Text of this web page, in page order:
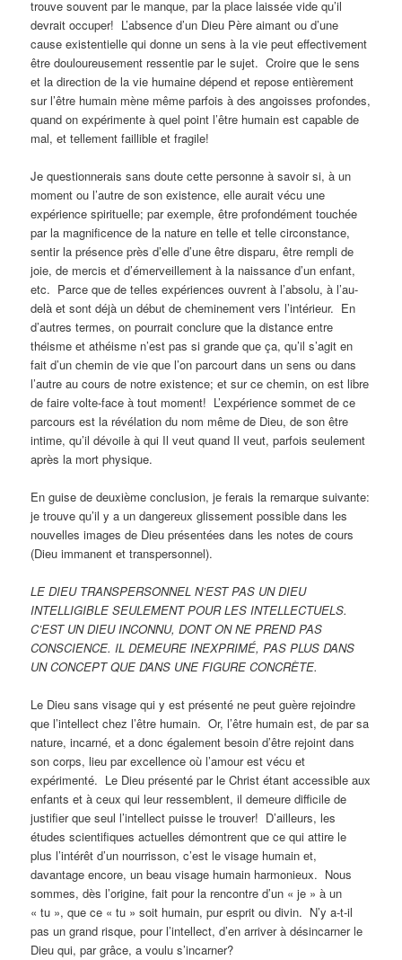
trouve souvent par le manque, par la place laissée vide qu’il
devrait occuper! L’absence d’un Dieu Père aimant ou d’une
cause existentielle qui donne un sens à la vie peut effectivement
être douloureusement ressentie par le sujet. Croire que le sens
et la direction de la vie humaine dépend et repose entièrement
sur l’être humain mène même parfois à des angoisses profondes,
quand on expérimente à quel point l’être humain est capable de
mal, et tellement faillible et fragile!
Je questionnerais sans doute cette personne à savoir si, à un
moment ou l’autre de son existence, elle aurait vécu une
expérience spirituelle; par exemple, être profondément touchée
par la magnificence de la nature en telle et telle circonstance,
sentir la présence près d’elle d’une être disparu, être rempli de
joie, de mercis et d’émerveillement à la naissance d’un enfant,
etc. Parce que de telles expériences ouvrent à l’absolu, à l’au-
delà et sont déjà un début de cheminement vers l’intérieur. En
d’autres termes, on pourrait conclure que la distance entre
théisme et athéisme n’est pas si grande que ça, qu’il s’agit en
fait d’un chemin de vie que l’on parcourt dans un sens ou dans
l’autre au cours de notre existence; et sur ce chemin, on est libre
de faire volte-face à tout moment! L’expérience sommet de ce
parcours est la révélation du nom même de Dieu, de son être
intime, qu’il dévoile à qui Il veut quand Il veut, parfois seulement
après la mort physique.
En guise de deuxième conclusion, je ferais la remarque suivante:
je trouve qu’il y a un dangereux glissement possible dans les
nouvelles images de Dieu présentées dans les notes de cours
(Dieu immanent et transpersonnel).
LE DIEU TRANSPERSONNEL N’EST PAS UN DIEU
INTELLIGIBLE SEULEMENT POUR LES INTELLECTUELS.
C’EST UN DIEU INCONNU, DONT ON NE PREND PAS
CONSCIENCE. IL DEMEURE INEXPRIMÉ, PAS PLUS DANS
UN CONCEPT QUE DANS UNE FIGURE CONCRÈTE.
Le Dieu sans visage qui y est présenté ne peut guère rejoindre
que l’intellect chez l’être humain. Or, l’être humain est, de par sa
nature, incarné, et a donc également besoin d’être rejoint dans
son corps, lieu par excellence où l’amour est vécu et
expérimenté. Le Dieu présenté par le Christ étant accessible aux
enfants et à ceux qui leur ressemblent, il demeure difficile de
justifier que seul l’intellect puisse le trouver! D’ailleurs, les
études scientifiques actuelles démontrent que ce qui attire le
plus l’intérêt d’un nourrisson, c’est le visage humain et,
davantage encore, un beau visage humain harmonieux. Nous
sommes, dès l’origine, fait pour la rencontre d’un « je » à un
« tu », que ce « tu » soit humain, pur esprit ou divin. N’y a-t-il
pas un grand risque, pour l’intellect, d’en arriver à désincarner le
Dieu qui, par grâce, a voulu s’incarner?